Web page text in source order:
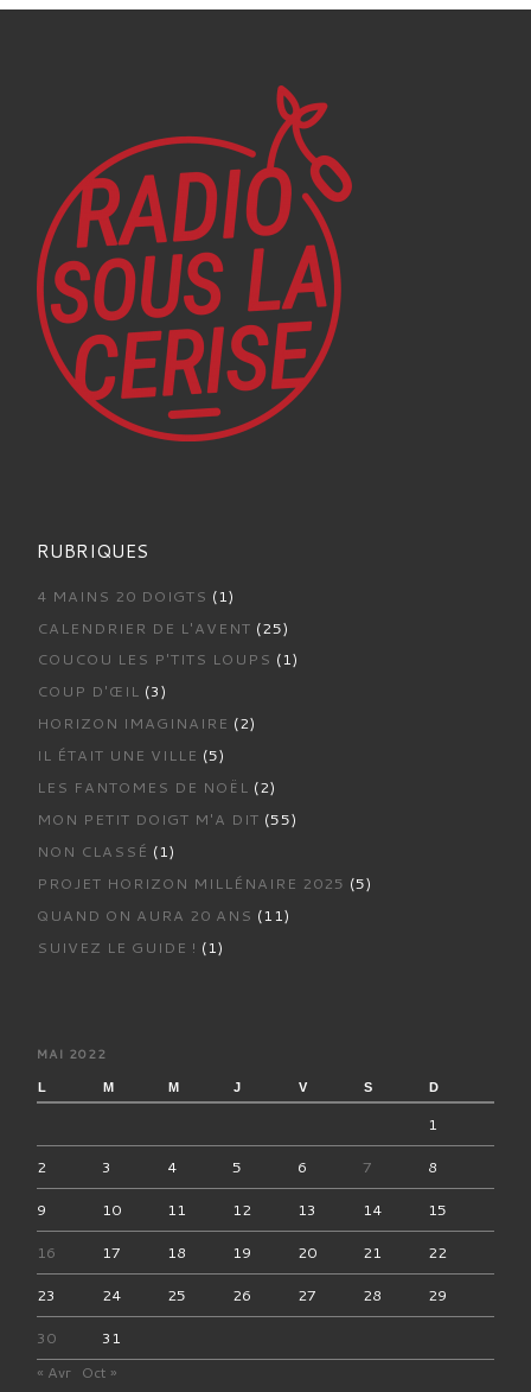
RUBRIQUES
4 MAINS 20 DOIGTS (1)
CALENDRIER DE L'AVENT (25)
COUCOU LES P'TITS LOUPS (1)
COUP D'ŒIL (3)
HORIZON IMAGINAIRE (2)
IL ÉTAIT UNE VILLE (5)
LES FANTOMES DE NOËL (2)
MON PETIT DOIGT M'A DIT (55)
NON CLASSÉ (1)
PROJET HORIZON MILLÉNAIRE 2025 (5)
QUAND ON AURA 20 ANS (11)
SUIVEZ LE GUIDE ! (1)
MAI 2022
L M M J V S D
1
2
3 4 5 6 7
8
9
10 11 12 13 14
15
16
17 18 19 20 21
22
23
24 25 26 27 28
29
30
31
« Avr Oct »